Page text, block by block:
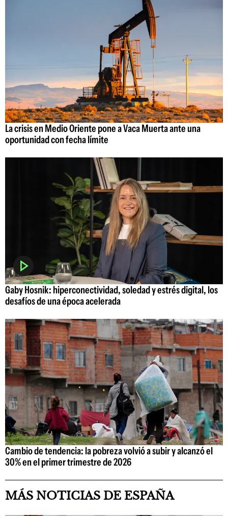
La crisis en Medio Oriente pone a Vaca Muerta ante una
oportunidad con fecha límite
Gaby Hosnik: hiperconectividad, soledad y estrés digital, los
desafíos de una época acelerada
Cambio de tendencia: la pobreza volvió a subir y alcanzó el
30% en el primer trimestre de 2026
MÁS NOTICIAS DE ESPAÑA